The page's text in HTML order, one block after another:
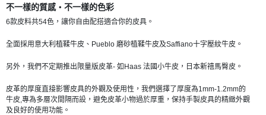
不一樣的質感‧不一樣的色彩
6款皮料共54色，讓你自由配搭適合你的皮具。
全面採用意大利植鞣牛皮、Pueblo 磨砂植鞣牛皮及Saffiano十字壓紋牛皮。
另外，我們不定期推出限量版皮革- 如Haas 法國小牛皮，日本新禧馬臀皮。
皮革的厚度直接影響皮具的外觀及使用性，我們選擇了厚度為1mm-1.2mm的
牛皮,專為多層次間隔而設，避免皮革小物過於厚重，保持手製皮具的精緻外觀
及良好的使用功能。